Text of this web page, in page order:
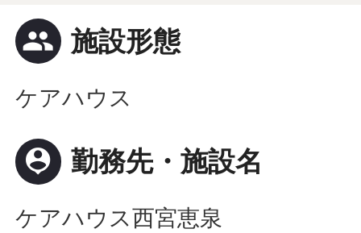
people 施設形態
ケアハウス
person_pin 勤務先・施設名
ケアハウス西宮恵泉